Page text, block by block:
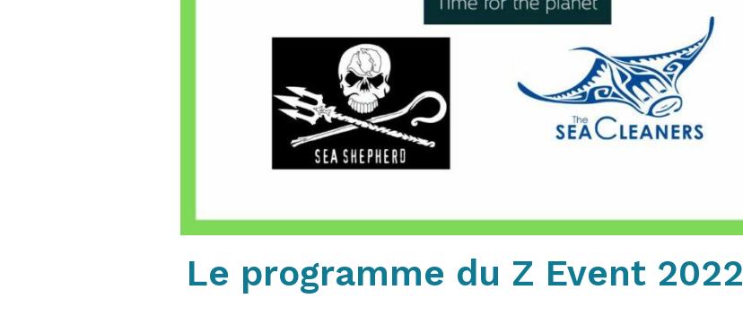
Le programme du Z Event 2022